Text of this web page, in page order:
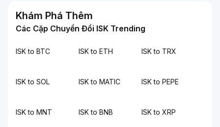
Khám Phá Thêm
Các Cặp Chuyển Đổi ISK Trending
ISK to BTC ISK to ETH ISK to TRX
ISK to SOL ISK to MATIC ISK to PEPE
ISK to MNT ISK to BNB ISK to XRP